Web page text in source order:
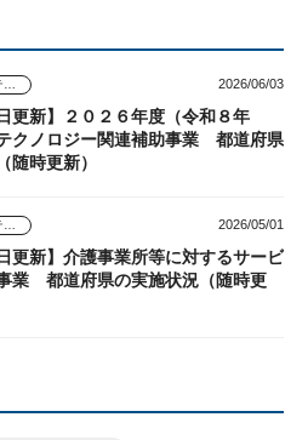
2026/06/03
更新】２０２６年度（令和８年
クノロジー関連補助事業 都道府県
随時更新）
2026/05/01
更新】介護事業所等に対するサービ
業 都道府県の実施状況（随時更